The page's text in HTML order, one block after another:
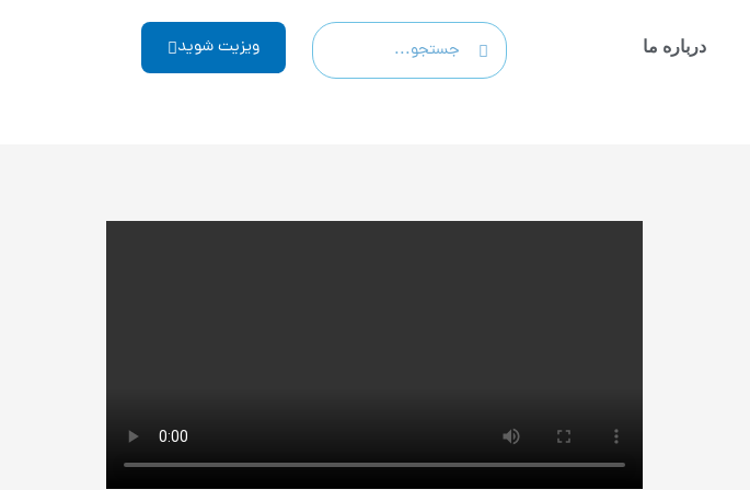
درباره ما Search ویزیت شوید